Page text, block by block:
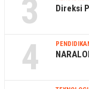
3 Direksi
4